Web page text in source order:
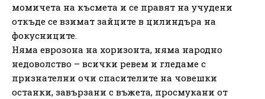
момичета на късмета и се правят на учудени
откъде се взимат зайците в цилиндъра на
фокусниците.
Няма еврозона на хоризонта, няма народно
недоволство – всички ревем и гледаме с
признателни очи спасителите на човешки
останки, завързани с въжета, просмукани от